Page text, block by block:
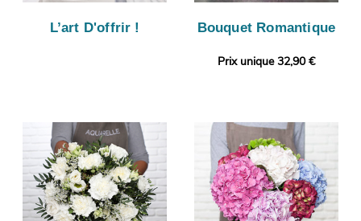
L’art D'offrir ! Bouquet Romantique
Prix unique 32,90 €